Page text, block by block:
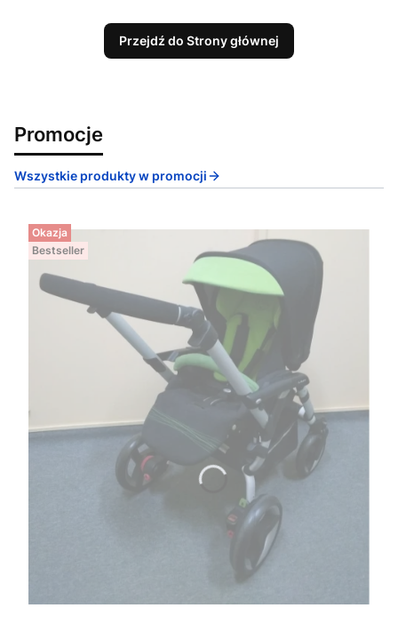
Przejdź do Strony głównej
Promocje
Wszystkie produkty w promocji
Okazja
Bestseller